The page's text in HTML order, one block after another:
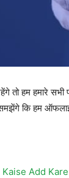
तो हम हमारे
कि हम
Add